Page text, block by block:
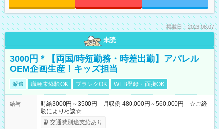
掲載日：2026.08.07
未読
3000円＊【両国/時短勤務・時差出勤】アパレル
OEM企画生産！キッズ担当
派遣 職種未経験OK ブランクOK WEB登録・面接OK
給与
時給3000円～3500円 月収例 480,000円～560,000円 ☆ご経
験により相談☆
交通費別途支給あり